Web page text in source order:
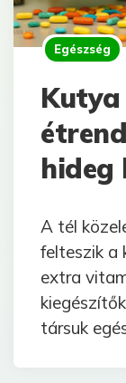
Egészség
hideg
A tél
felteszik a
extra
társuk